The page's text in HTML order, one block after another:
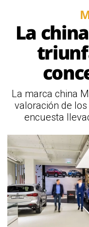
La
La marca china
valoración de
encuesta